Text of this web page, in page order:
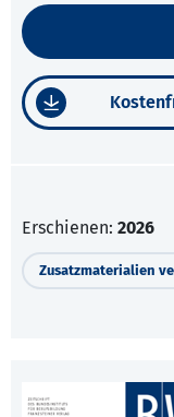
Erschienen: 2026
Zusatzmaterialien